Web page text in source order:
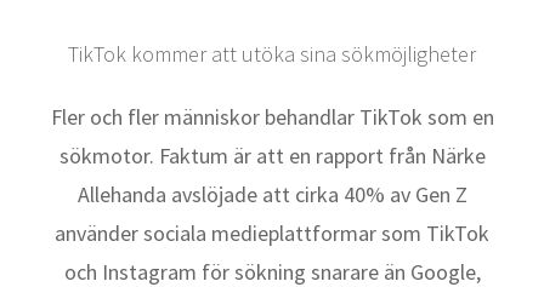
TikTok kommer att utöka sina sökmöjligheter
Fler och fler människor behandlar TikTok som en
sökmotor. Faktum är att en rapport från Närke
Allehanda avslöjade att cirka 40% av Gen Z
använder sociala medieplattformar som TikTok
och Instagram för sökning snarare än Google,